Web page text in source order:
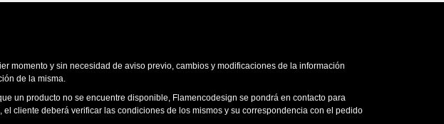
momento y sin necesidad de aviso previo, cambios y modificaciones de la información
de la misma.
un producto no se encuentre disponible, Flamencodesign se pondrá en contacto para
cliente deberá verificar las condiciones de los mismos y su correspondencia con el pedido